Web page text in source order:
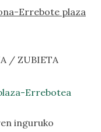
Errebote plaza
/ ZUBIETA
Errebotea
inguruko